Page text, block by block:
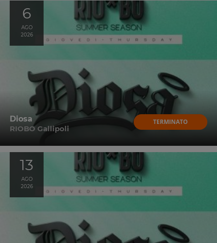
6
AGO
2026
Diosa
RIOBO Gallipoli
TERMINATO
13
AGO
2026